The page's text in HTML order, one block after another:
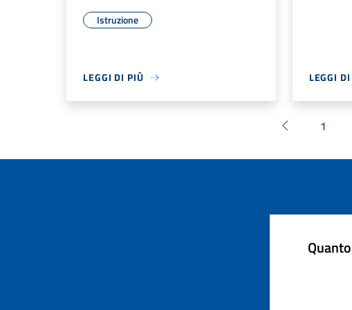
Istruzione
LEGGI DI PIÙ LEGGI
Pagina
1